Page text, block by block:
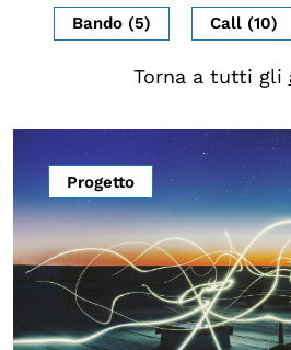
Elezioni dal mondo
OLTRE LA SCUOLA
Attività per bambine e
Programmi per le
Under25
Classici del Pensiero
Master e Executive
Bando (5) Call (10)
Torna a tutti gli
Progetto